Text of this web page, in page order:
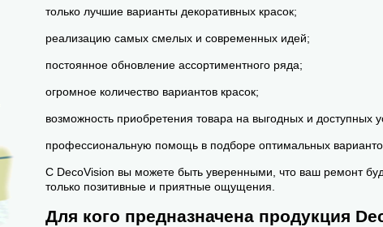
только лучшие варианты декоративных красок;
реализацию самых смелых и современных идей;
постоянное обновление ассортиментного ряда;
огромное количество вариантов красок;
возможность приобретения товара на выгодных и доступных
профессиональную помощь в подборе оптимальных
С DecoVision вы можете быть уверенными, что ваш ремонт
только позитивные и приятные ощущения.
Для кого предназначена продукция